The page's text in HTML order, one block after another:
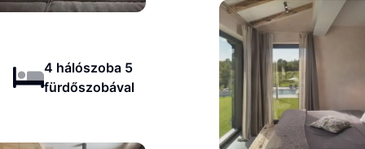
4 hálószoba 5
fürdőszobával